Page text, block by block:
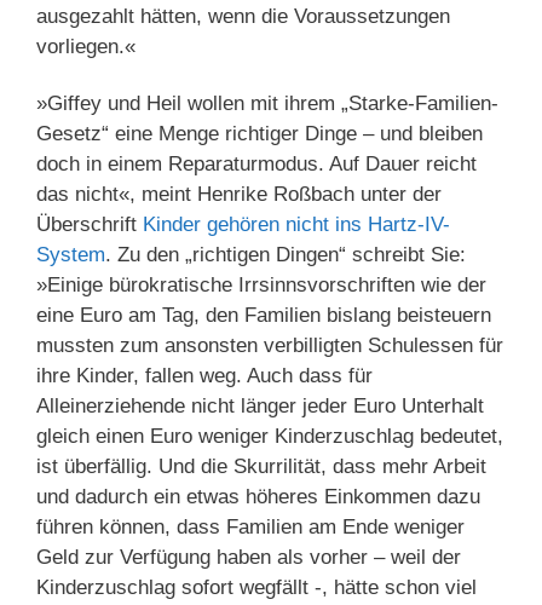
ausgezahlt hätten, wenn die Voraussetzungen
vorliegen.«
»Giffey und Heil wollen mit ihrem „Starke-Familien-
Gesetz“ eine Menge richtiger Dinge – und bleiben
doch in einem Reparaturmodus. Auf Dauer reicht
das nicht«, meint Henrike Roßbach unter der
Überschrift Kinder gehören nicht ins Hartz-IV-
System. Zu den „richtigen Dingen“ schreibt Sie:
»Einige bürokratische Irrsinnsvorschriften wie der
eine Euro am Tag, den Familien bislang beisteuern
mussten zum ansonsten verbilligten Schulessen für
ihre Kinder, fallen weg. Auch dass für
Alleinerziehende nicht länger jeder Euro Unterhalt
gleich einen Euro weniger Kinderzuschlag bedeutet,
ist überfällig. Und die Skurrilität, dass mehr Arbeit
und dadurch ein etwas höheres Einkommen dazu
führen können, dass Familien am Ende weniger
Geld zur Verfügung haben als vorher – weil der
Kinderzuschlag sofort wegfällt -, hätte schon viel